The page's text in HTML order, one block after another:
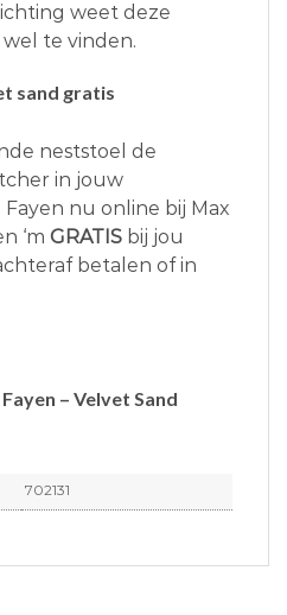
weet deze
te vinden.
sand gratis
neststoel de
in jouw
nu online bij Max
‘m GRATIS bij jou
betalen of in
– Velvet Sand
702131